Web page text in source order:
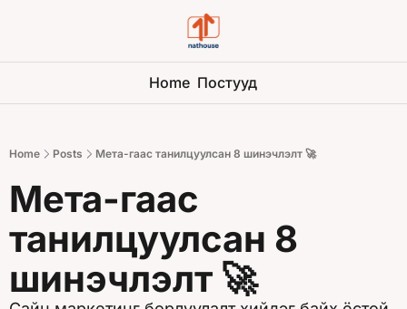
Home Постууд
Home Posts Мета-гаас танилцуулсан 8 шинэчлэлт 🚀
Мета-гаас
танилцуулсан 8
шинэчлэлт 🚀